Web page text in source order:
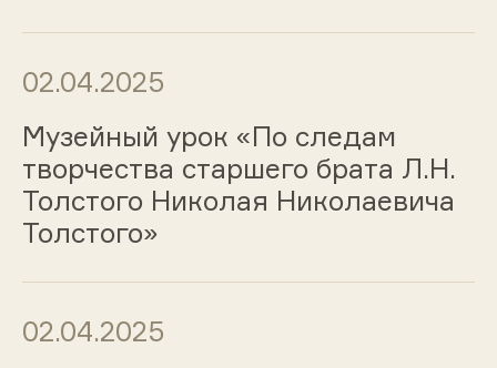
02.04.2025
Музейный урок «По следам
творчества старшего брата Л.Н.
Толстого Николая Николаевича
Толстого»
02.04.2025